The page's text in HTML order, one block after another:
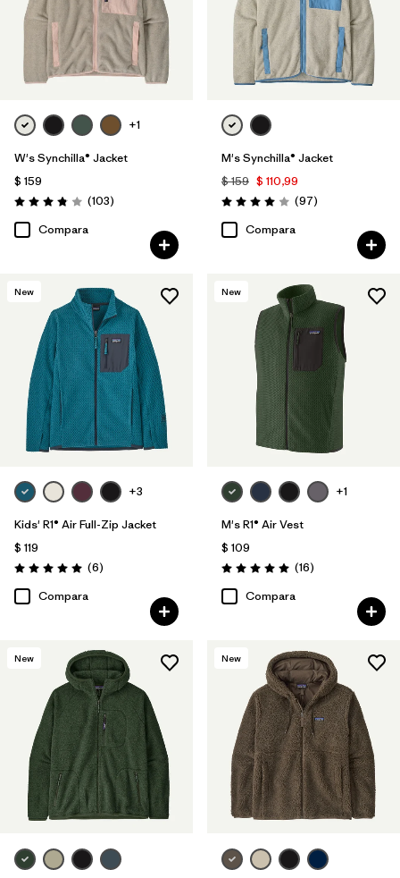
+1
W's Synchilla® Jacket
$ 159
Valoración: 3.9 / 5
(103Comentarios
)
Compara
M's Synchilla® Jacket
$ 159 $ 110,99
Valoración: 4.0 / 5
(97Comentarios
)
Compara
New
+3
Kids' R1® Air Full-Zip Jacket
$ 119
Valoración: 5.0 / 5
(6Comentarios
)
Compara
New
+1
M's R1® Air Vest
$ 109
Valoración: 5.0 / 5
(16Comentarios
)
Compara
New New